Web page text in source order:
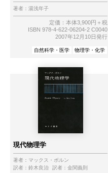
著者： 湯浅年子
定価：本体3,900円＋税
ISBN 978-4-622-06204-2 C0040
2007年12月10日発行
自然科学・医学 物理学・化学
現代物理学
著者： マックス・ボルン
訳者： 鈴木良治 訳者： 金関義則